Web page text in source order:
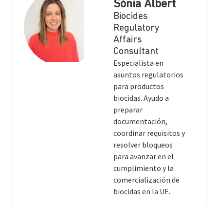
Sònia Albert
Biocides
Regulatory
Affairs
Consultant
Especialista en
asuntos regulatorios
para productos
biocidas. Ayudo a
preparar
documentación,
coordinar requisitos y
resolver bloqueos
para avanzar en el
cumplimiento y la
comercialización de
biocidas en la UE.